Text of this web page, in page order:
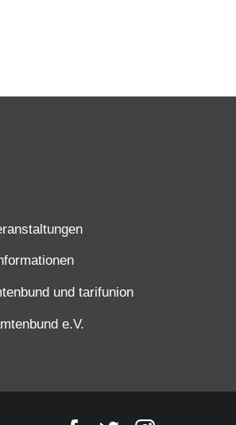
und tarifunion
e.V.